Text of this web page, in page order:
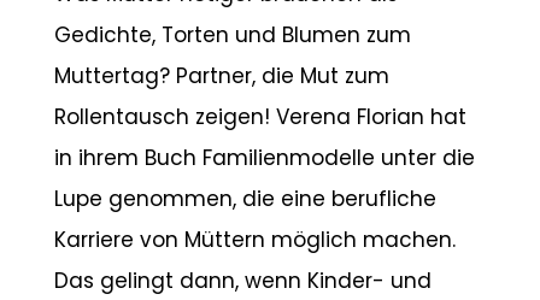
Gedichte, Torten und Blumen zum
Muttertag? Partner, die Mut zum
Rollentausch zeigen! Verena Florian hat
in ihrem Buch Familienmodelle unter die
Lupe genommen, die eine berufliche
Karriere von Müttern möglich machen.
Das gelingt dann, wenn Kinder- und